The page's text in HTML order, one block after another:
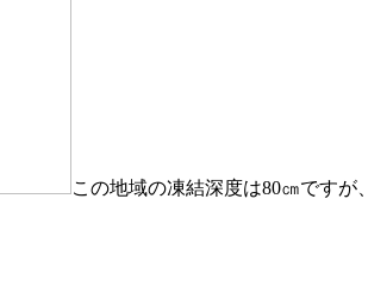
この地域の凍結深度は80㎝ですが、